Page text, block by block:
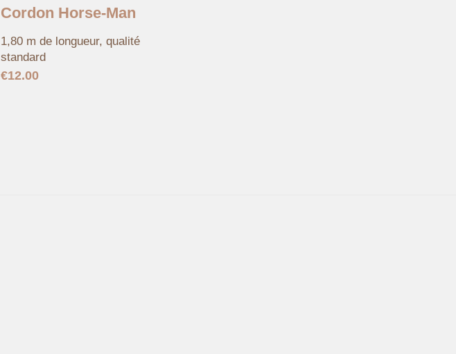
Cordon Horse-Man
1,80 m de longueur, qualité
standard
€12.00